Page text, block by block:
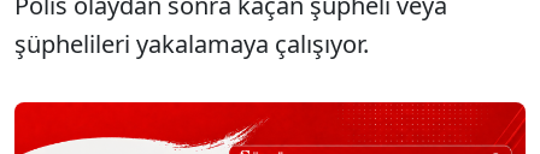
şüphelileri yakalamaya çalışıyor.